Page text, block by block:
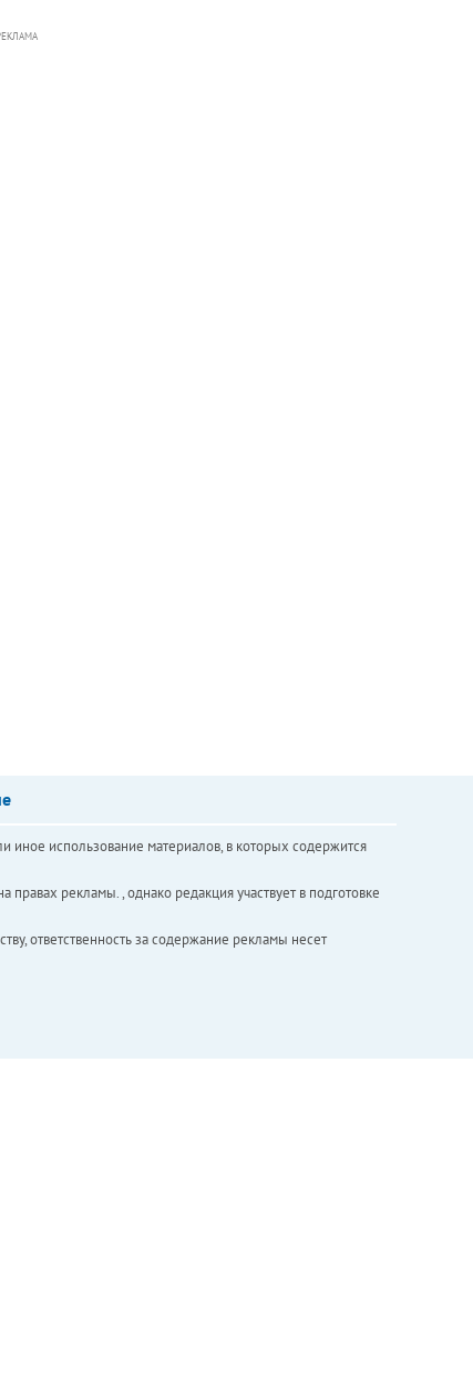
иное использование материалов, в которых содержится
рекламы. , однако редакция участвует в подготовке
ответственность за содержание рекламы несет